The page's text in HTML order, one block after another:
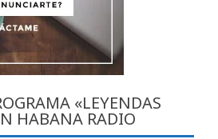
«LEYENDAS
HABANA RADIO